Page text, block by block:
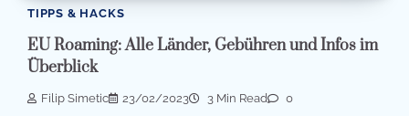
TIPPS & HACKS
EU Roaming: Alle Länder, Gebühren und Infos im
Überblick
Filip Simetic 23/02/2023 3 Min Read 0